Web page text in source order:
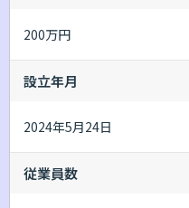
200万円
設立年月
2024年5月24日
従業員数